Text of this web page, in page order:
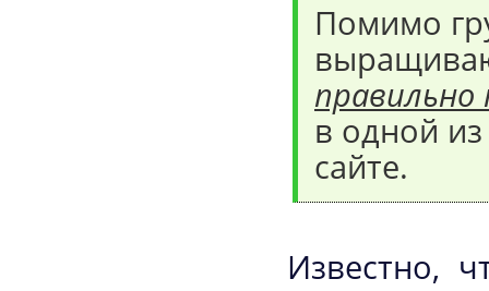
Помимо
правильно
в одной
сайте.
Известно,